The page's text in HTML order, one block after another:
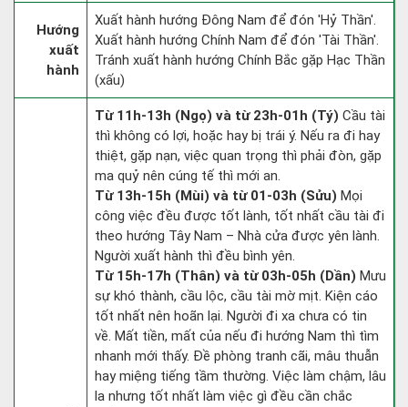
Hướng
xuất
hành
Xuất hành hướng Đông Nam để đón 'Hỷ Thần'.
Xuất hành hướng Chính Nam để đón 'Tài Thần'.
Tránh xuất hành hướng Chính Bắc gặp Hạc Thần
(xấu)
Từ 11h-13h (Ngọ) và từ 23h-01h (Tý) Cầu tài
thì không có lợi, hoặc hay bị trái ý. Nếu ra đi hay
thiệt, gặp nạn, việc quan trọng thì phải đòn, gặp
ma quỷ nên cúng tế thì mới an.
Từ 13h-15h (Mùi) và từ 01-03h (Sửu) Mọi
công việc đều được tốt lành, tốt nhất cầu tài đi
theo hướng Tây Nam – Nhà cửa được yên lành.
Người xuất hành thì đều bình yên.
Từ 15h-17h (Thân) và từ 03h-05h (Dần) Mưu
sự khó thành, cầu lộc, cầu tài mờ mịt. Kiện cáo
tốt nhất nên hoãn lại. Người đi xa chưa có tin
về. Mất tiền, mất của nếu đi hướng Nam thì tìm
nhanh mới thấy. Đề phòng tranh cãi, mâu thuẫn
hay miệng tiếng tầm thường. Việc làm chậm, lâu
la nhưng tốt nhất làm việc gì đều cần chắc